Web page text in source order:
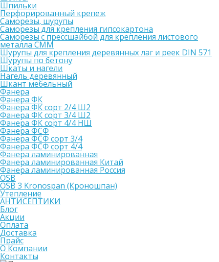
Шпильки
Перфорированный крепеж
Саморезы, шурупы
Саморезы для крепления гипсокартона
Саморезы с прессшайбой для крепления листового
металла СММ
Шурупы для крепления деревянных лаг и реек DIN 571
Шурупы по бетону
Шкаты и нагели
Нагель деревянный
Шкант мебельный
Фанера
Фанера ФК
Фанера ФК сорт 2/4 Ш2
Фанера ФК сорт 3/4 Ш2
Фанера ФК сорт 4/4 НШ
Фанера ФСФ
Фанера ФСФ сорт 3/4
Фанера ФСФ сорт 4/4
Фанера ламинированная
Фанера ламинированная Китай
Фанера ламинированная Россия
OSB
OSB 3 Kronospan (Кроношпан)
Утепление
АНТИСЕПТИКИ
Блог
Акции
Оплата
Доставка
Прайс
О Компании
Контакты